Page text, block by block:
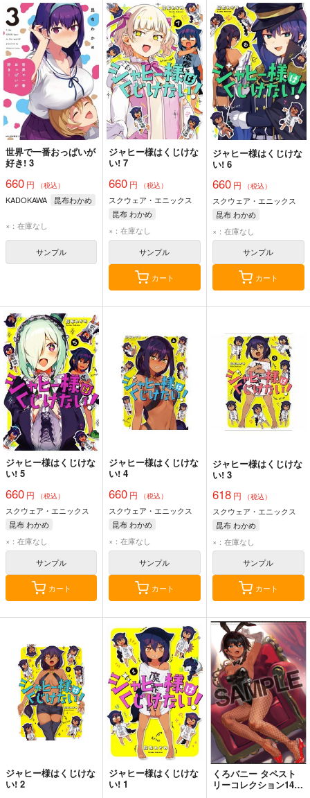
世界で一番おっぱいが
好き! 3
660 円 （税込）
KADOKAWA 昆布わかめ
×：在庫なし
サンプル
ジャヒー様はくじけな
い! 7
660 円 （税込）
スクウェア・エニックス
昆布 わかめ
×：在庫なし
サンプル
カート
ジャヒー様はくじけな
い! 6
660円 （税込）
スクウェア・エニックス
昆布 わかめ
×：在庫なし
サンプル
カート
ジャヒー様はくじけな
い! 5
660 円 （税込）
スクウェア・エニックス
昆布 わかめ
×：在庫なし
サンプル
カート
ジャヒー様はくじけな
い! 4
660 円 （税込）
スクウェア・エニックス
昆布 わかめ
×：在庫なし
サンプル
カート
ジャヒー様はくじけな
い! 3
618円 （税込）
スクウェア・エニックス
昆布 わかめ
×：在庫なし
サンプル
カート
ジャヒー様はくじけな
い! 2
ジャヒー様はくじけな
い! 1
くろバニー タペスト
リーコレクション14昆